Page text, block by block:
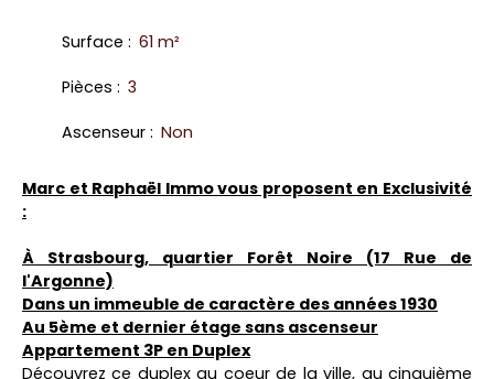
Surface : 61 m²
Pièces : 3
Ascenseur : Non
Marc et Raphaël Immo vous proposent en Exclusivité
:
À Strasbourg, quartier Forêt Noire (17 Rue de
l'Argonne)
Dans un immeuble de caractère des années 1930
Au 5ème et dernier étage sans ascenseur
Appartement 3P en Duplex
Découvrez ce duplex au coeur de la ville, au cinquième